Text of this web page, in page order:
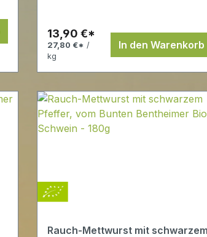
13,90 €*
27,80 €* /
kg
In den Warenkorb
Rauch-Mettwurst mit schwarzem